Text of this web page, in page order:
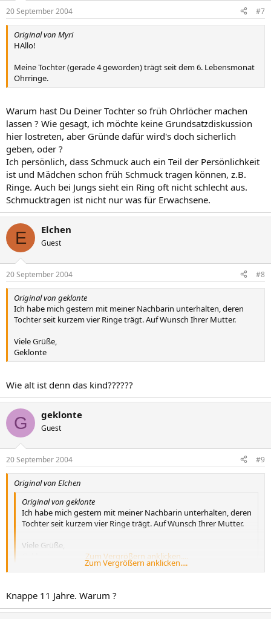
20 September 2004 #7
Original von Myri
HAllo!
Meine Tochter (gerade 4 geworden) trägt seit dem 6. Lebensmonat
Ohrringe.
Warum hast Du Deiner Tochter so früh Ohrlöcher machen
lassen ? Wie gesagt, ich möchte keine Grundsatzdiskussion
hier lostreten, aber Gründe dafür wird's doch sicherlich
geben, oder ?
Ich persönlich, dass Schmuck auch ein Teil der Persönlichkeit
ist und Mädchen schon früh Schmuck tragen können, z.B.
Ringe. Auch bei Jungs sieht ein Ring oft nicht schlecht aus.
Schmucktragen ist nicht nur was für Erwachsene.
E Elchen
Guest
20 September 2004 #8
Original von geklonte
Ich habe mich gestern mit meiner Nachbarin unterhalten, deren
Tochter seit kurzem vier Ringe trägt. Auf Wunsch Ihrer Mutter.
Viele Grüße,
Geklonte
Wie alt ist denn das kind??????
G geklonte
Guest
20 September 2004 #9
Original von Elchen
Original von geklonte
Ich habe mich gestern mit meiner Nachbarin unterhalten, deren
Tochter seit kurzem vier Ringe trägt. Auf Wunsch Ihrer Mutter.
Viele Grüße,
Zum Vergrößern anklicken....
Zum Vergrößern anklicken....
Knappe 11 Jahre. Warum ?